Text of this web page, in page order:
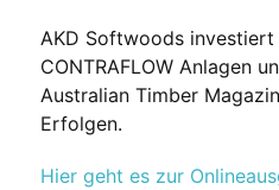
AKD Softwoods investiert
CONTRAFLOW Anlagen
Australian Timber
Erfolgen.
Hier geht es zur